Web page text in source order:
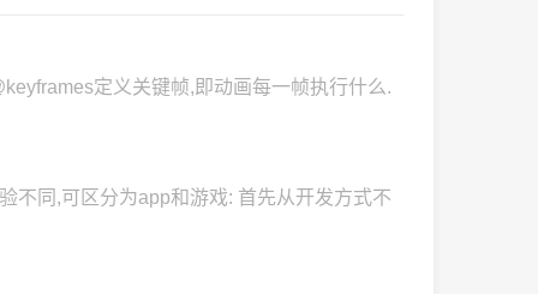
定义关键帧,即动画每一帧执行什么.
不同,可区分为app和游戏: 首先从开发方式不